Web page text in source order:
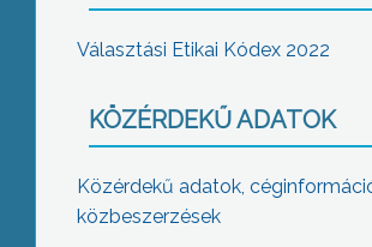
Választási Etikai Kódex 2022
KÖZÉRDEKŰ ADATOK
Közérdekű adatok,
közbeszerzések